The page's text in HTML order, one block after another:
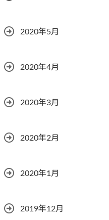
2020年5月
2020年4月
2020年3月
2020年2月
2020年1月
2019年12月